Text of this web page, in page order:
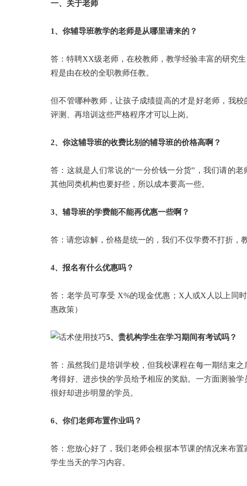
一、关于老师
1、你辅导班教学的老师是从哪里请来的？
答：特聘XX级老师，在校教师，教学经验丰富的研究
程是由在校的全职教师任教。
但不管哪种教师，让孩子成绩提高的才是好老师，我
评测、再培训这些严格程序才可以上岗。
2、你这辅导班的收费比别的辅导班的价格高啊？
答：这就是人们常说的“一分价钱一分货”，我们请的
其他同类机构也要好些，所以成本要高一些。
3、辅导班的学费能不能再优惠一些啊？
答：请您谅解，价格是统一的，我们不仅学费不打折，
4、报名有什么优惠吗？
答：老学员可享受 X%的现金优惠；X人或X人以上同
惠政策）
5、贵机构学生在学习期间有考试吗？
答：虽然我们是培训学校，但我校课程在每一期结束
考得好、进步快的学员给予相应的奖励。一方面测验
很好却进步明显的学员。
6、你们老师布置作业吗？
答：您放心好了，我们老师会根据本节课的情况来布
学生当天的学习内容。